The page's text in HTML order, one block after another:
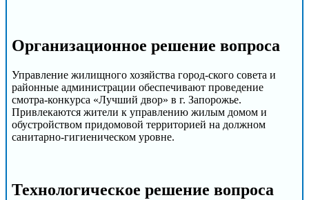
Организационное решение вопроса
Управление жилищного хозяйства город-ского совета и
районные администрации обеспечивают проведение
смотра-конкурса «Лучший двор» в г. Запорожье.
Привлекаются жители к управлению жилым домом и
обустройством придомовой территорией на должном
санитарно-гигиеническом уровне.
Технологическое решение вопроса